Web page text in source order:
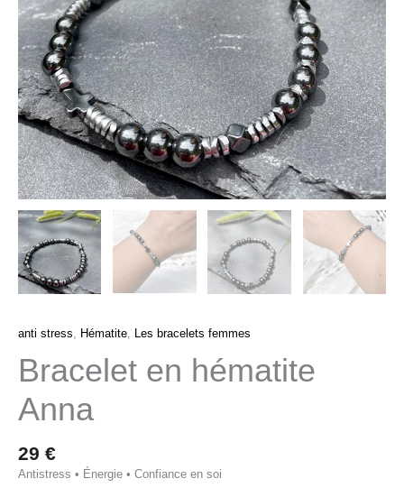
anti stress, Hématite, Les bracelets femmes
Bracelet en hématite
Anna
29 €
Antistress • Énergie • Confiance en soi